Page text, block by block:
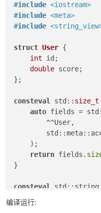
#include <iostream>
#include <meta>
#include
struct User {
int id;
double score;
};
consteval std:: size_t
auto fields =
        ^^User,
    );
return fields.
}
consteval
auto
        ^^User,
编译运行: